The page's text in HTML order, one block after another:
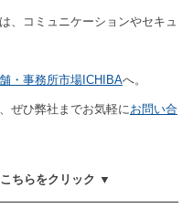
、コミュニケーションやセキュ
・事務所市場ICHIBAへ。
ぜひ弊社までお気軽に お問い合
ちらをクリック ▼